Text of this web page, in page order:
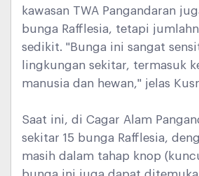
kawasan TWA Pangandaran
bunga Rafflesia, tetapi
sedikit. "Bunga ini sangat
lingkungan sekitar, termasuk
manusia dan hewan," jelas
Saat ini, di Cagar Alam
sekitar 15 bunga Rafflesia,
masih dalam tahap knop